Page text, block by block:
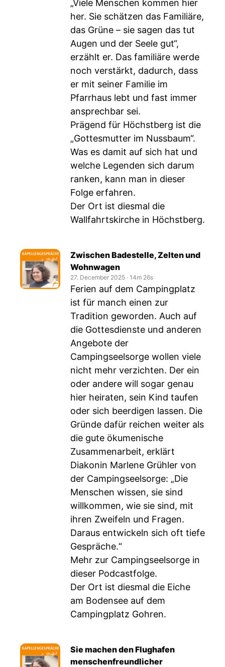
„Viele Menschen kommen hier
her. Sie schätzen das Familiäre,
das Grüne – sie sagen das tut
Augen und der Seele gut“,
erzählt er. Das familiäre werde
noch verstärkt, dadurch, dass
er mit seiner Familie im
Pfarrhaus lebt und fast immer
ansprechbar sei.
Prägend für Höchstberg ist die
„Gottesmutter im Nussbaum“.
Was es damit auf sich hat und
welche Legenden sich darum
ranken, kann man in dieser
Folge erfahren.
Der Ort ist diesmal die
Wallfahrtskirche in Höchstberg.
Zwischen Badestelle, Zelten und
Wohnwagen
27. December 2025 ‧ 14m 26s
Ferien auf dem Campingplatz
ist für manch einen zur
Tradition geworden. Auch auf
die Gottesdienste und anderen
Angebote der
Campingseelsorge wollen viele
nicht mehr verzichten. Der ein
oder andere will sogar genau
hier heiraten, sein Kind taufen
oder sich beerdigen lassen. Die
Gründe dafür reichen weiter als
die gute ökumenische
Zusammenarbeit, erklärt
Diakonin Marlene Grühler von
der Campingseelsorge: „Die
Menschen wissen, sie sind
willkommen, wie sie sind, mit
ihren Zweifeln und Fragen.
Daraus entwickeln sich oft tiefe
Gespräche.“
Mehr zur Campingseelsorge in
dieser Podcastfolge.
Der Ort ist diesmal die Eiche
am Bodensee auf dem
Campingplatz Gohren.
Sie machen den Flughafen
menschenfreundlicher